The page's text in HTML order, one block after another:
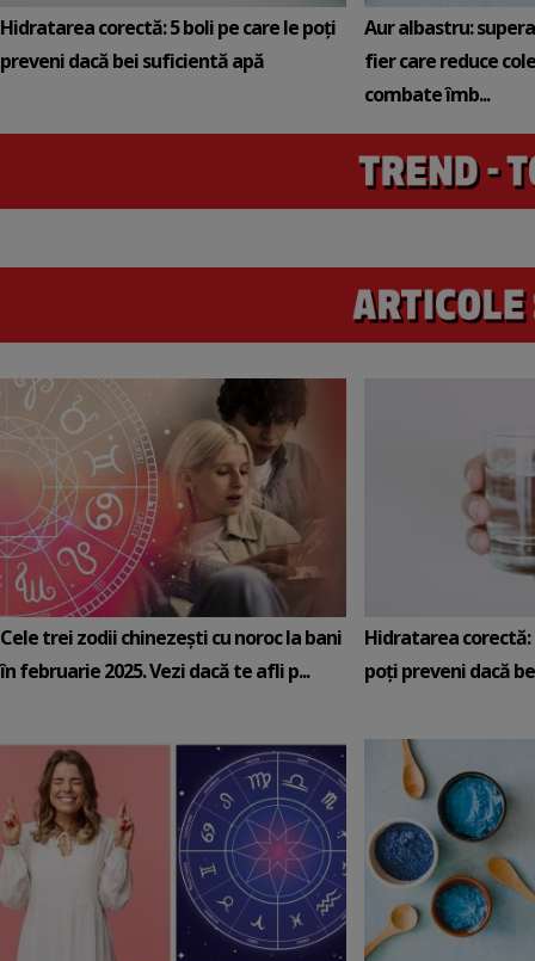
Hidratarea corectă: 5 boli pe care le poți
preveni dacă bei suficientă apă
Aur albastru:
fier care reduce
combate îmb...
Cele trei zodii chinezești cu noroc la bani
în februarie 2025. Vezi dacă te afli p...
Hidratarea corectă:
poți preveni dacă